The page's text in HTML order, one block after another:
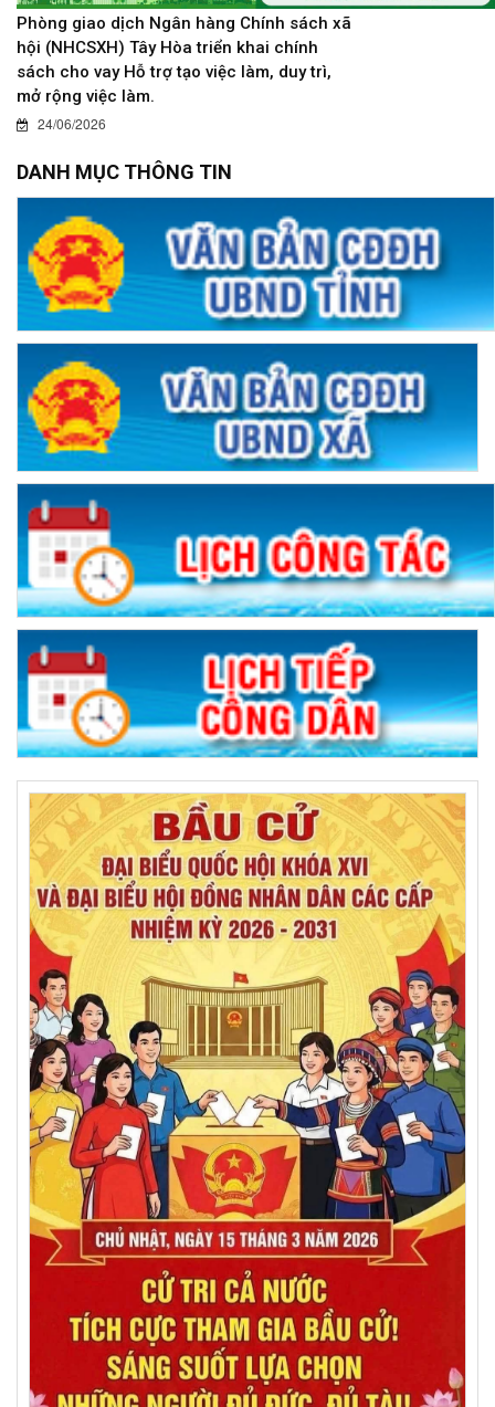
Phòng giao dịch Ngân hàng Chính sách xã
hội (NHCSXH) Tây Hòa triển khai chính
sách cho vay Hỗ trợ tạo việc làm, duy trì,
mở rộng việc làm.
24/06/2026
DANH MỤC THÔNG TIN